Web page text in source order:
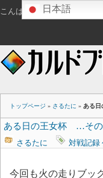
こんばんは ゲスト さん
トップページ » さるたに » ある
ある日の王女杯 …その
さるたに
対戦記録
今回も火の走りブッ
日本語